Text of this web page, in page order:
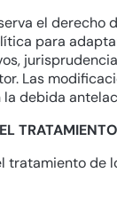
el derecho
para
Las
debida
TRATAMIENTO
tratamiento de